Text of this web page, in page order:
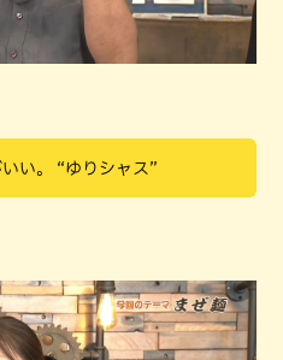
い。 “ゆりシャス”